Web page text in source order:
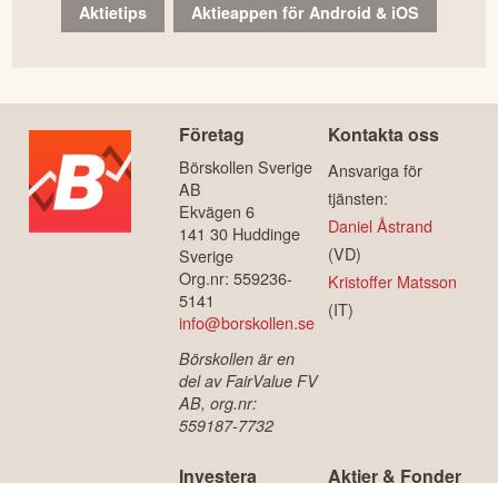
Aktietips Aktieappen för Android & iOS
Företag
Börskollen Sverige
AB
Ekvägen 6
141 30 Huddinge
Sverige
Org.nr: 559236-
5141
info@borskollen.se
Börskollen är en
del av FairValue FV
AB, org.nr:
559187-7732
Kontakta oss
Ansvariga för
tjänsten:
Daniel Åstrand
(VD)
Kristoffer Matsson
(IT)
Investera Aktier & Fonder